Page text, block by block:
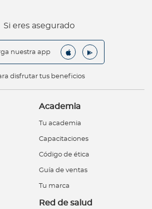
Si eres asegurado
nuestra app
disfrutar tus beneficios
Academia
Tu academia
Capacitaciones
Código de ética
Guía de ventas
Tu marca
Red de salud